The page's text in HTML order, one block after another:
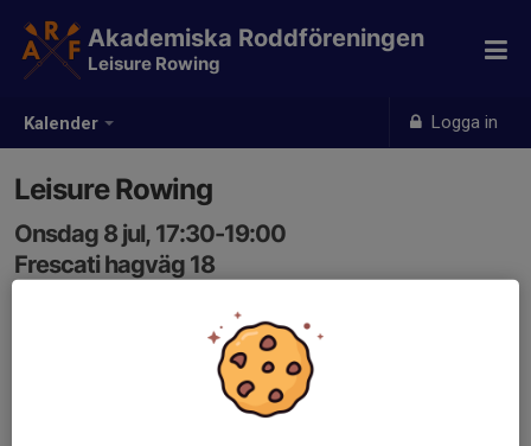
Kalender Logga in
Akademiska Roddföreningen
Leisure Rowing
Leisure Rowing
Onsdag 8 jul, 17:30-19:00
Frescati hagväg 18